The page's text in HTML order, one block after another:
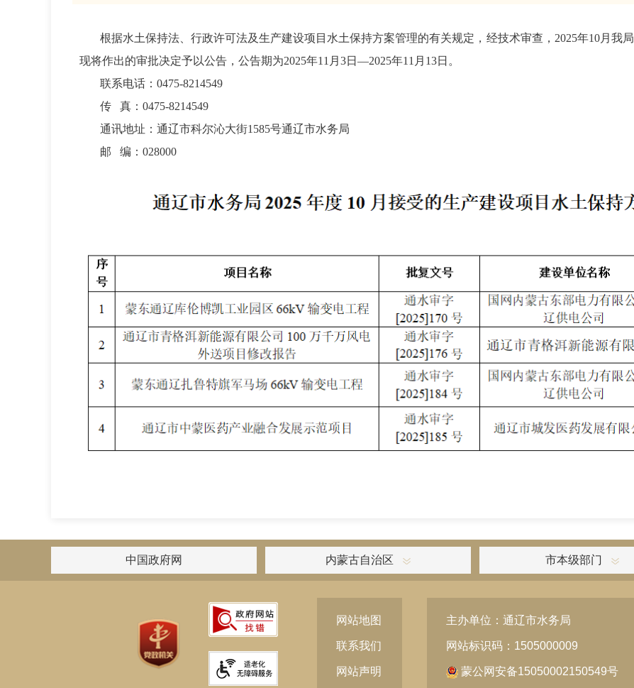
根据水土保持法、行政许可法及生产建设项目水土保持方案管理的有关规定，经技术审查， 2025年10月我局
现将作出的审批决定予以公告，公告期为2025年11 月 3日 —2025年11 月 13日。
联系电话： 0475-8214549
传
真： 0475-8214549
通讯地址：通辽市科尔沁大街1585号通辽市水务局
邮
编： 028000
中国政府网 内蒙古自治区 市本级部门
网站地图
联系我们
网站声明
主办单位：通辽市水务局
网站标识码：1505000009
蒙公网安备15050002150549号